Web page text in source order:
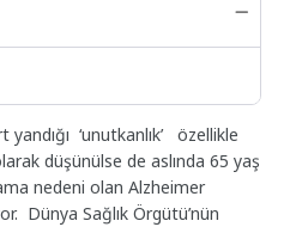
‘unutkanlık’ özellikle
düşünülse de aslında 65 yaş
nedeni olan Alzheimer
Dünya Sağlık Örgütü’nün